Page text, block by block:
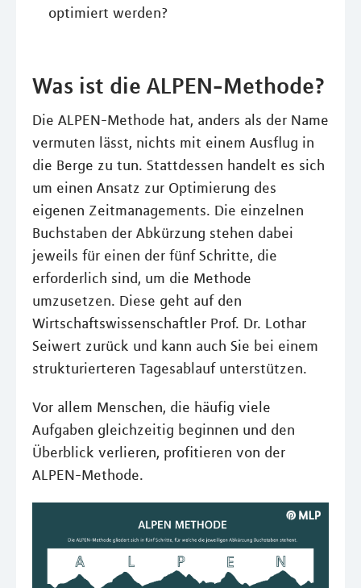
optimiert werden?
Was ist die ALPEN-Methode?
Die ALPEN-Methode hat, anders als der Name
vermuten lässt, nichts mit einem Ausflug in
die Berge zu tun. Stattdessen handelt es sich
um einen Ansatz zur Optimierung des
eigenen Zeitmanagements. Die einzelnen
Buchstaben der Abkürzung stehen dabei
jeweils für einen der fünf Schritte, die
erforderlich sind, um die Methode
umzusetzen. Diese geht auf den
Wirtschaftswissenschaftler Prof. Dr. Lothar
Seiwert zurück und kann auch Sie bei einem
strukturierteren Tagesablauf unterstützen.
Vor allem Menschen, die häufig viele
Aufgaben gleichzeitig beginnen und den
Überblick verlieren, profitieren von der
ALPEN-Methode.